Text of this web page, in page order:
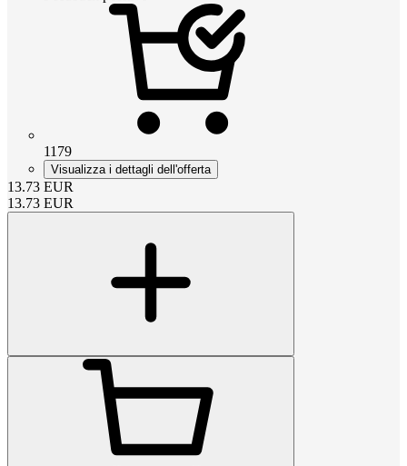
1179
Visualizza i dettagli dell'offerta
13.73 EUR
13.73 EUR